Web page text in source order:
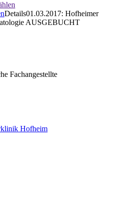
Details01.03.2017: Hofheimer
AUSGEBUCHT
Fachangestellte
Hofheim